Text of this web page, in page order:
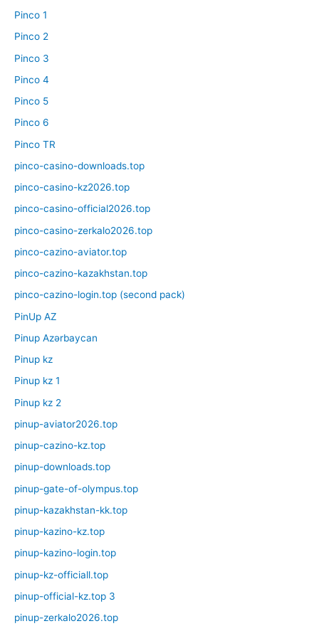
Pinco 1
Pinco 2
Pinco 3
Pinco 4
Pinco 5
Pinco 6
Pinco TR
pinco-casino-downloads.top
pinco-casino-kz2026.top
pinco-casino-official2026.top
pinco-casino-zerkalo2026.top
pinco-cazino-aviator.top
pinco-cazino-kazakhstan.top
pinco-cazino-login.top (second pack)
PinUp AZ
Pinup Azərbaycan
Pinup kz
Pinup kz 1
Pinup kz 2
pinup-aviator2026.top
pinup-cazino-kz.top
pinup-downloads.top
pinup-gate-of-olympus.top
pinup-kazakhstan-kk.top
pinup-kazino-kz.top
pinup-kazino-login.top
pinup-kz-officiall.top
pinup-official-kz.top 3
pinup-zerkalo2026.top